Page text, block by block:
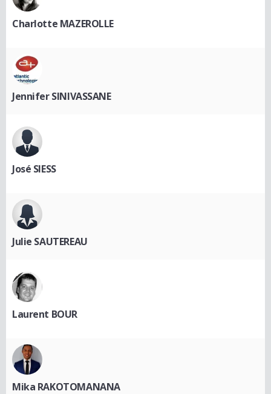
Charlotte MAZEROLLE
Jennifer SINIVASSANE
José SIESS
Julie SAUTEREAU
Laurent BOUR
Mika RAKOTOMANANA